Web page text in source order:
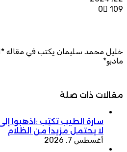
0
109
خليل محمد سليمان يكتب في مقاله
مادبو*
مقالات ذات صلة
سارة الطيب تكتب :اذهبوا
لا يحتمل مزيداً من الظلام
أغسطس 7, 2026